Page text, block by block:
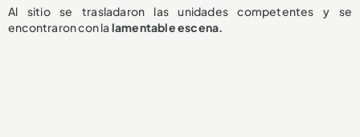
Al sitio se trasladaron las unidades competentes y se
encontraron con la lamentableescena.